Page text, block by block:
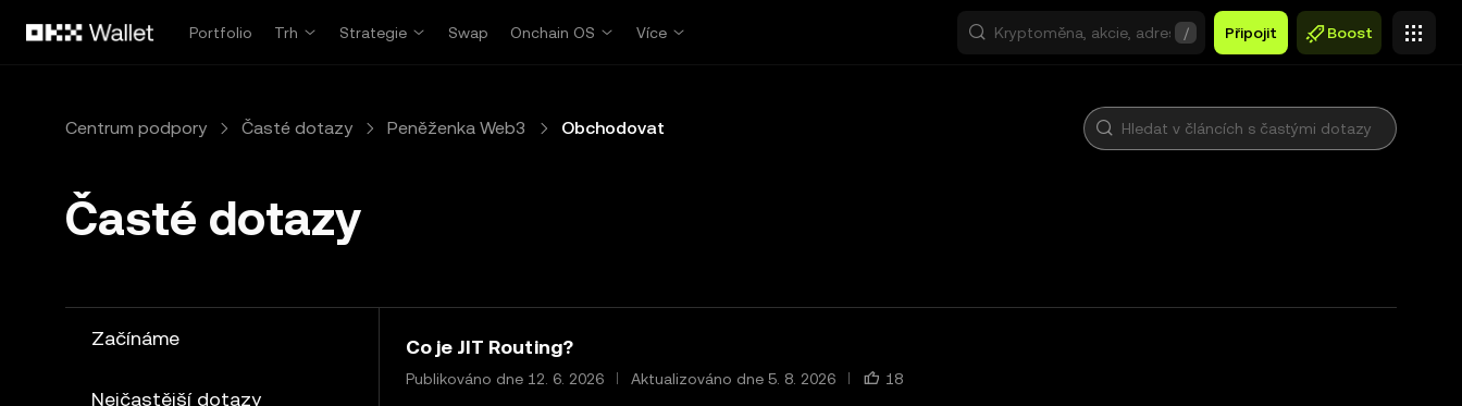
Portfolio
Trh Strategie Swap Onchain OS Více / Připojit Boost
Centrum podpory Časté dotazy Peněženka Web3 Obchodovat
Časté dotazy
Začínáme
Nejčastější dotazy
Co je JIT Routing?
Publikováno dne 12. 6. 2026 Aktualizováno dne 5. 8. 2026 18